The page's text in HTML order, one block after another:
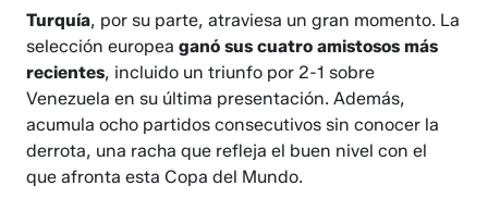
Turquía, por su parte, atraviesa un gran momento. La
selección europeaganó sus cuatro amistosos más
recientes, incluido un triunfo por 2-1 sobre
Venezuela en su última presentación. Además,
acumula ocho partidos consecutivos sin conocer la
derrota, una racha que refleja el buen nivel con el
que afronta esta Copa del Mundo.